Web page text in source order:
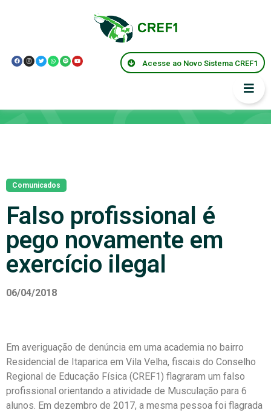
Acesse ao Novo Sistema CREF1
Comunicados
Falso profissional é
pego novamente em
exercício ilegal
06/04/2018
Em averiguação de denúncia em uma academia no bairro
Residencial de Itaparica em Vila Velha, fiscais do Conselho
Regional de Educação Física (CREF1) flagraram um falso
profissional orientando a atividade de Musculação para 6
alunos. Em dezembro de 2017, a mesma pessoa foi flagrada